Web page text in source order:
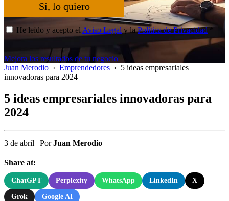
Sí, lo quiero
He leído y acepto el Aviso Legal y laPolítica de Privacidad*
Mejora los resultados de tu negocio
Juan Merodio › Emprendedores › 5 ideas empresariales
innovadoras para 2024
5 ideas empresariales innovadoras para
2024
3 de abril | PorJuan Merodio
Share at:
ChatGPT Perplexity WhatsApp LinkedIn X
Grok Google AI